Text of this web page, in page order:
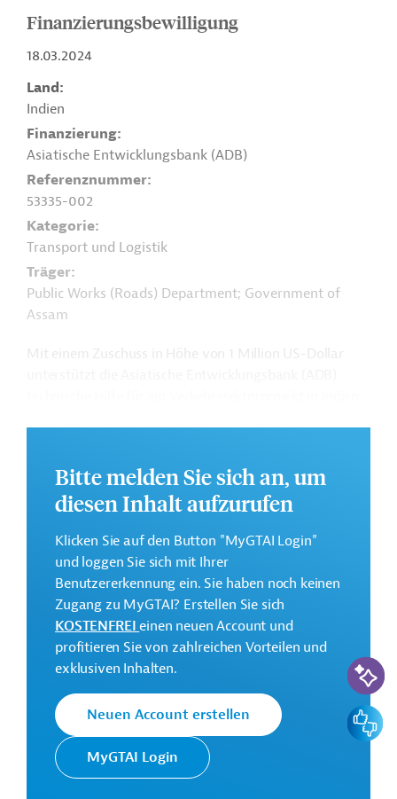
Finanzierungsbewilligung
18.03.2024
Land
Indien
Finanzierung
Asiatische Entwicklungsbank (ADB)
Referenznummer
53335-002
Kategorie
Transport und Logistik
Träger
Public Works (Roads) Department; Government of
Assam
Ziele des Projekts sind die Erstellung einer
Assam und die Einführung eines Klima- und
Katastrophenschutzprogramms für das "Road Asset
Management System" (RAMS). Des Weiteren ist die
jährliche Aktualisierung der Bestandsdaten für die
Straßen vorgesehen sowie die Haushaltsmittel für den
Straßenbau und die Instandhaltung anzupassen.
Weitere Informationen zu dem Entwicklungsprojekt
finden Sie auf derWebseite der ADB
.
GTAI informiert über die
Geschäftsanbahnung.
Geberbeitrag:
1 Million US-Dollar
Bitte melden Sie sich an, um
diesen Inhalt aufzurufen
Klicken Sie auf den Button "MyGTAI Login"
und loggen Sie sich mit Ihrer
Benutzererkennung ein. Sie haben noch keinen
Zugang zu MyGTAI? Erstellen Sie sich
KOSTENFREIeinen neuen Account und
profitieren Sie von zahlreichen Vorteilen und
exklusiven Inhalten.
Neuen Account erstellen
MyGTAI Login
KI-